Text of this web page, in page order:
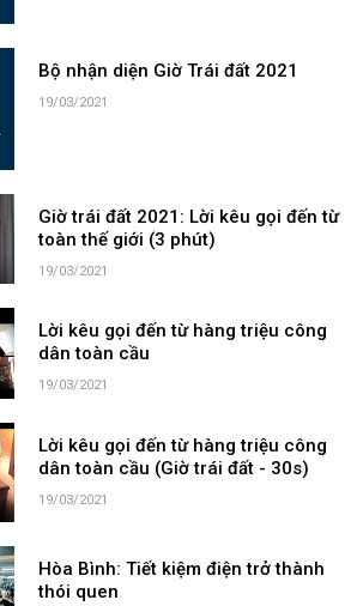
Bộ nhận diện Giờ Trái đất 2021
19/03/2021
Giờ trái đất 2021: Lời kêu gọi đến từ
toàn thế giới (3 phút)
19/03/2021
Lời kêu gọi đến từ hàng triệu công
dân toàn cầu
19/03/2021
Lời kêu gọi đến từ hàng triệu công
dân toàn cầu (Giờ trái đất - 30s)
19/03/2021
Hòa Bình: Tiết kiệm điện trở thành
thói quen